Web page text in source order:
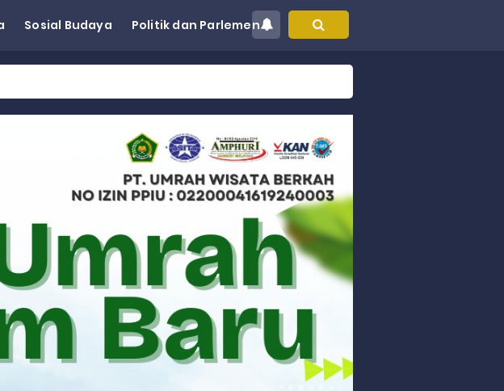
Sosial Budaya Politik dan Parlemen
di Sumbar
Nasional ke-50 Tingkat Kec. Sungai Limau
Penggerak Ekonomi Rakyat